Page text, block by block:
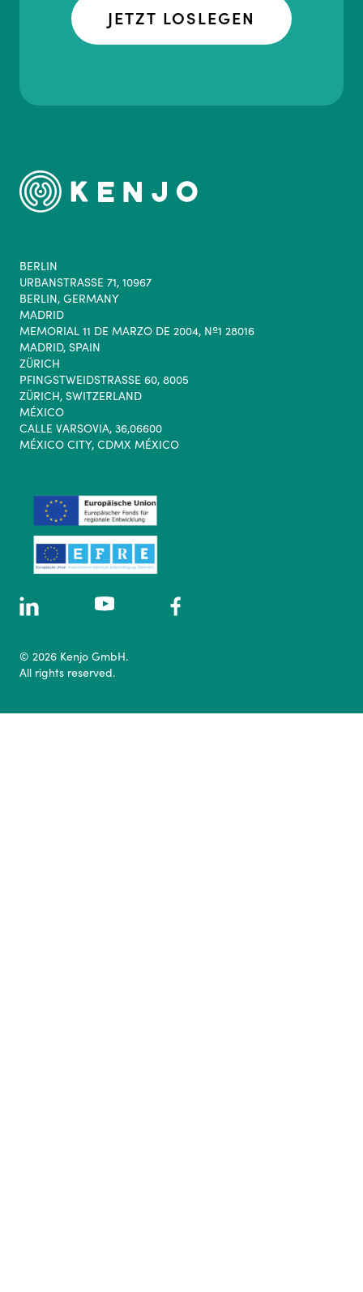
JETZT LOSLEGEN
BERLIN
URBANSTRASSE 71, 10967
BERLIN, GERMANY
MADRID
MEMORIAL 11 DE MARZO DE 2004, Nº1 28016
MADRID, SPAIN
ZÜRICH
PFINGSTWEIDSTRASSE 60, 8005
ZÜRICH, SWITZERLAND
MÉXICO
CALLE VARSOVIA, 36,06600
MÉXICO CITY, CDMX MÉXICO
© 2026 Kenjo GmbH.
All rights reserved.